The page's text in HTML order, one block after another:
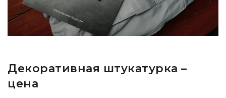
Декоративная штукатурка –
цена